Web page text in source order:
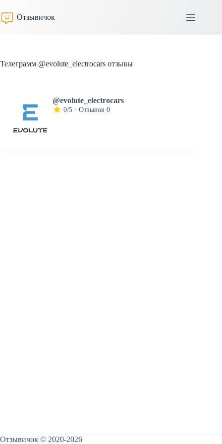
к
сути
Отзывичок
Телеграмм @evolute_electrocars отзывы
@evolute_electrocars
0/5 · Отзывов 0
Отзывичок © 2020-2026